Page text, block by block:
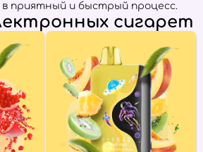
в приятный и быстрый процесс.
сигарет